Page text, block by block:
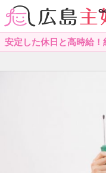
安定した休日と高時給